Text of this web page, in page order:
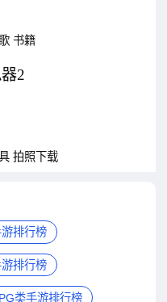
书籍
2
拍照下载
排行榜
排行榜
类手游排行榜